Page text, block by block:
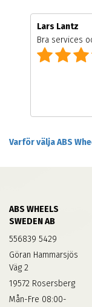
Lars Lantz
Bra services
Varför välja ABS
ABS WHEELS
SWEDEN AB
556839 5429
Göran Hammarsjös
Väg 2
19572 Rosersberg
Mån-Fre 08:00-